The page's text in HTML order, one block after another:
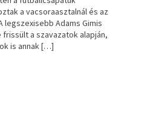
a vacsoraasztalnál és az
legszexisebb Adams Gimis
a szavazatok alapján,
is annak […]